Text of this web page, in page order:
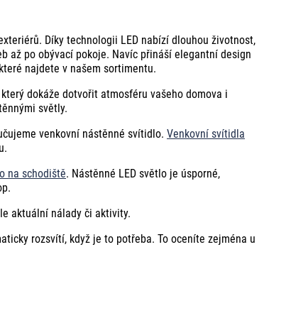
Díky technologii LED nabízí dlouhou životnost,
až po obývací pokoje. Navíc přináší elegantní design
najdete v našem sortimentu.
dokáže dotvořit atmosféru vašeho domova i
světly.
venkovní nástěnné svítidlo. Venkovní svítidla
na schodiště. Nástěnné LED světlo je úsporné,
aktuální nálady či aktivity.
rozsvítí, když je to potřeba. To oceníte zejména u